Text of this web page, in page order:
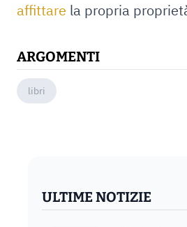
affittare la propria
ARGOMENTI
libri
ULTIME NOTIZIE